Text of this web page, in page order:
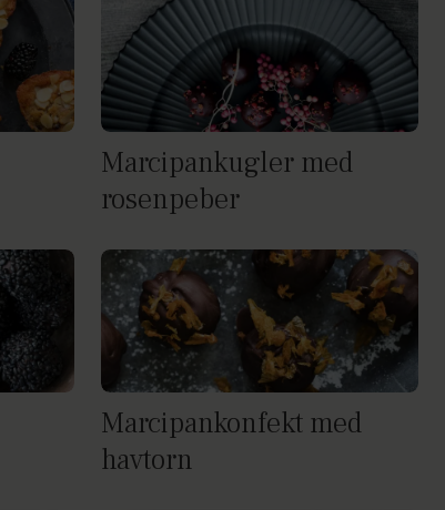
Marcipankugler med
rosenpeber
Marcipankonfekt med
havtorn